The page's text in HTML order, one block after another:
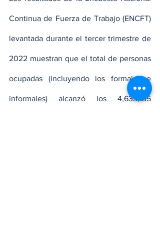
Continua de Fuerza de Trabajo (ENCFT)
levantada durante el tercer trimestre de
2022 muestran que el total de personas
ocupadas (incluyendo los formales e
informales) alcanzó los 4,633,135